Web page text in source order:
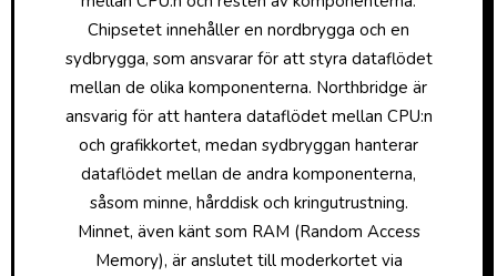
Chipsetet innehåller en nordbrygga och en
sydbrygga, som ansvarar för att styra dataflödet
mellan de olika komponenterna. Northbridge är
ansvarig för att hantera dataflödet mellan CPU:n
och grafikkortet, medan sydbryggan hanterar
dataflödet mellan de andra komponenterna,
såsom minne, hårddisk och kringutrustning.
Minnet, även känt som RAM (Random Access
Memory), är anslutet till moderkortet via